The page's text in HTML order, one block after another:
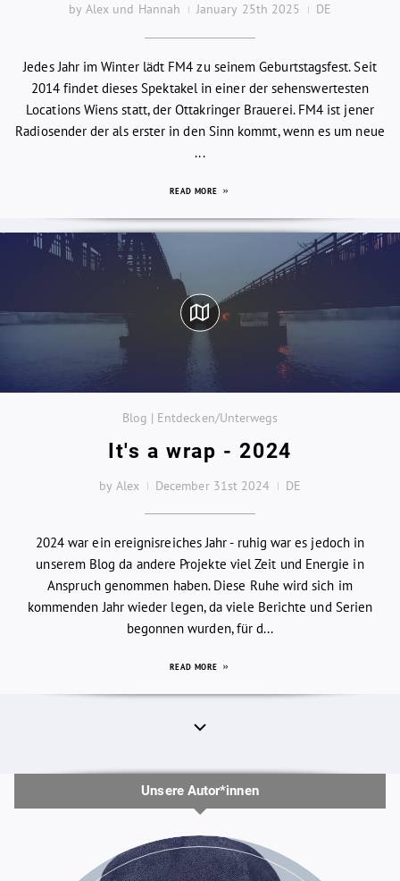
by Alex und Hannah January 25th 2025 DE
Jedes Jahr im Winter lädt FM4 zu seinem Geburtstagsfest. Seit
2014 findet dieses Spektakel in einer der sehenswertesten
Locations Wiens statt, der Ottakringer Brauerei. FM4 ist jener
Radiosender der als erster in den Sinn kommt, wenn es um neue
...
READ MORE
Blog | Entdecken/Unterwegs
It's a wrap - 2024
by Alex December 31st 2024 DE
2024 war ein ereignisreiches Jahr - ruhig war es jedoch in
unserem Blog da andere Projekte viel Zeit und Energie in
Anspruch genommen haben. Diese Ruhe wird sich im
kommenden Jahr wieder legen, da viele Berichte und Serien
begonnen wurden, für d...
READ MORE
Unsere Autor*innen